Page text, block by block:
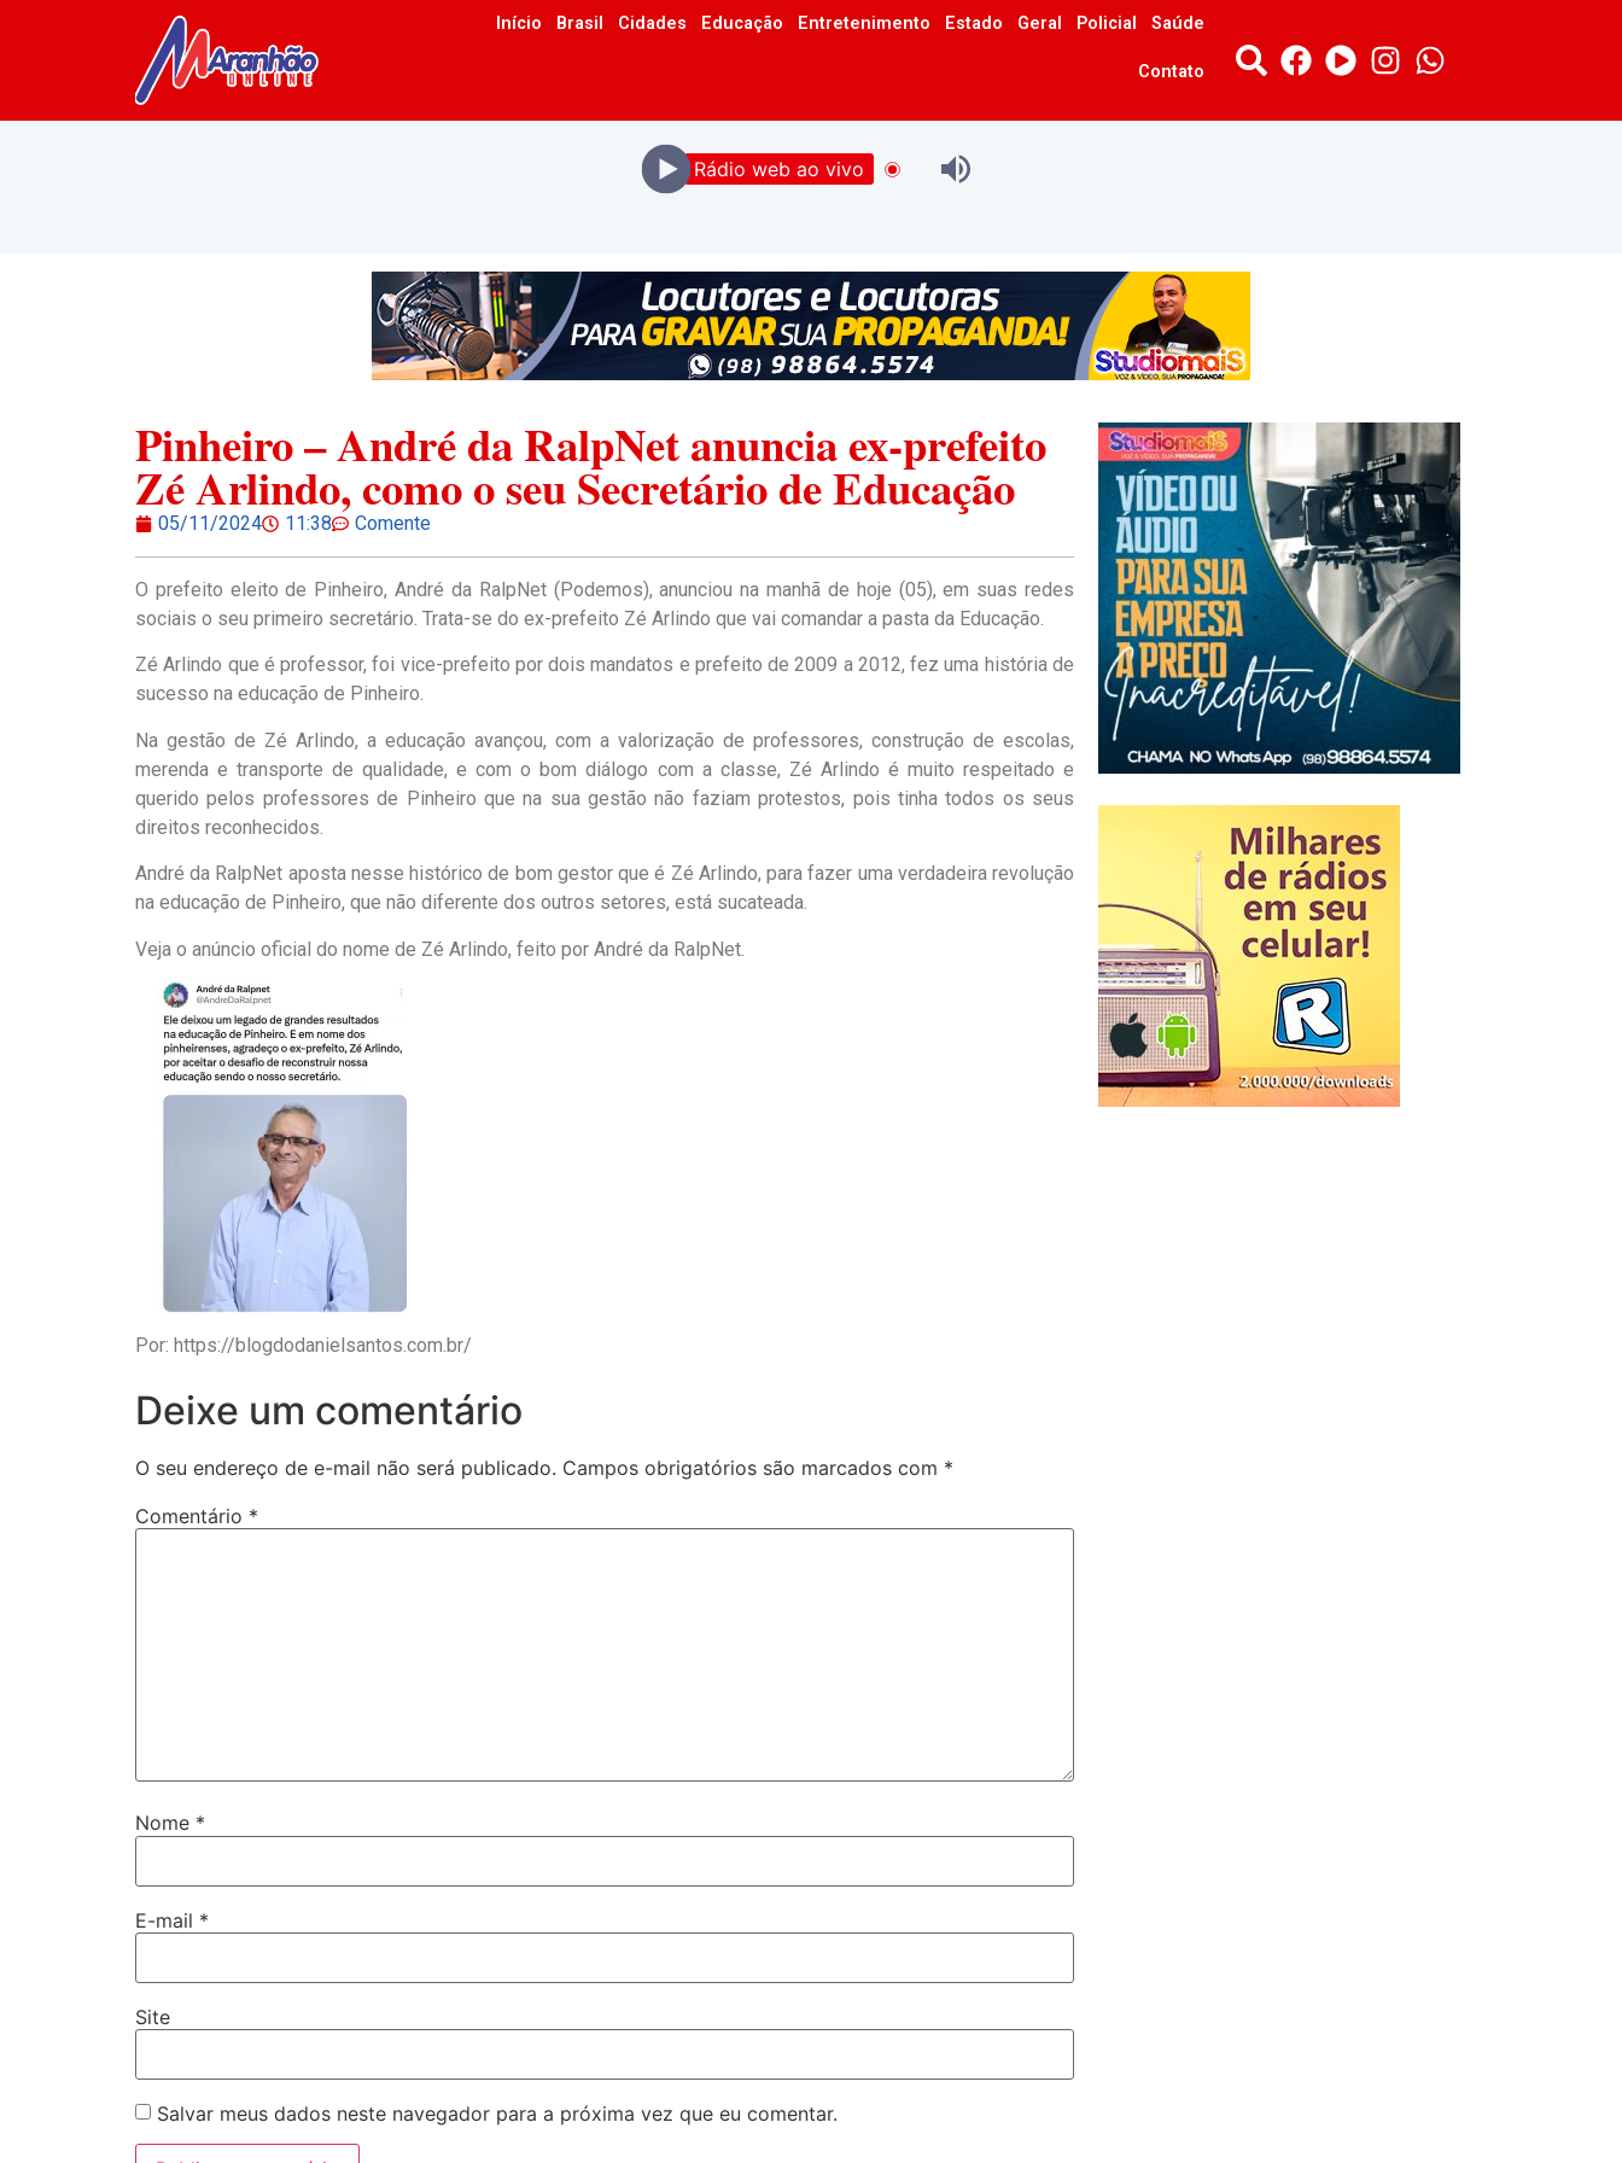
Início Brasil Cidades Educação Entretenimento Estado Geral Policial Saúde
Contato
Rádio web ao vivo
Pinheiro – André da RalpNet anuncia ex-prefeito
Zé Arlindo, como o seu Secretário de Educação
05/11/2024 11:38 Comente
O prefeito eleito de Pinheiro, André da RalpNet (Podemos), anunciou na manhã de hoje (05), em suas redes
sociais o seu primeiro secretário. Trata-se do ex-prefeito Zé Arlindo que vai comandar a pasta da Educação.
Zé Arlindo que é professor, foi vice-prefeito por dois mandatos e prefeito de 2009 a 2012, fez uma história de
sucesso na educação de Pinheiro.
Na gestão de Zé Arlindo, a educação avançou, com a valorização de professores, construção de escolas,
merenda e transporte de qualidade, e com o bom diálogo com a classe, Zé Arlindo é muito respeitado e
querido pelos professores de Pinheiro que na sua gestão não faziam protestos, pois tinha todos os seus
direitos reconhecidos.
André da RalpNet aposta nesse histórico de bom gestor que é Zé Arlindo, para fazer uma verdadeira revolução
na educação de Pinheiro, que não diferente dos outros setores, está sucateada.
Veja o anúncio oficial do nome de Zé Arlindo, feito por André da RalpNet.
Por: https://blogdodanielsantos.com.br/
Deixe um comentário
O seu endereço de e-mail não será publicado. Campos obrigatórios são marcados com *
Comentário *
Nome *
E-mail *
Site
Salvar meus dados neste navegador para a próxima vez que eu comentar.